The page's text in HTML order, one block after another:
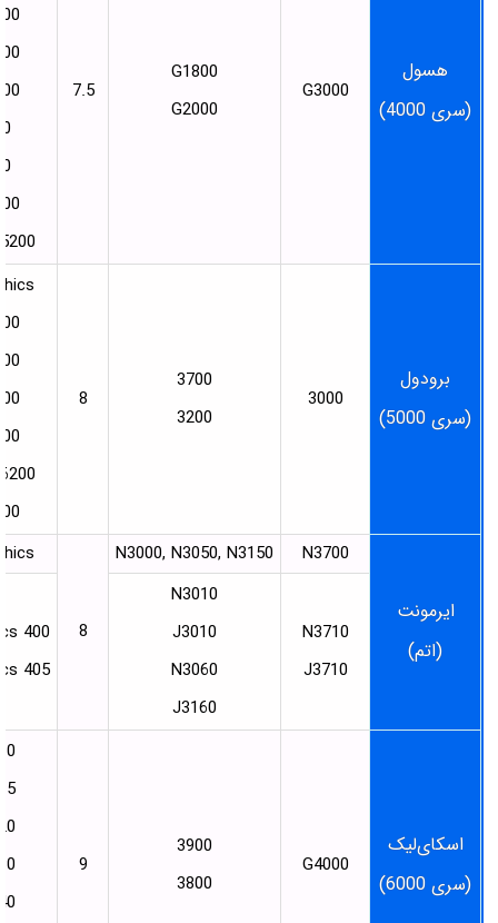
هسول
(سری 4000)
G3000
G1800
G2000
7.5
برودول
(سری 5000)
3000
3700
3200
8
ایرمونت
(اتم)
N3700
N3000, N3050, N3150
8
N3710
J3710
N3010
J3010
N3060
J3160
400
405
اسکای‌لیک
(سری 6000)
G4000
3900
3800
9